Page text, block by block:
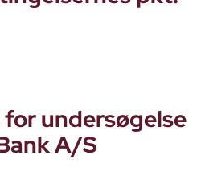
for undersøgelse
A/S